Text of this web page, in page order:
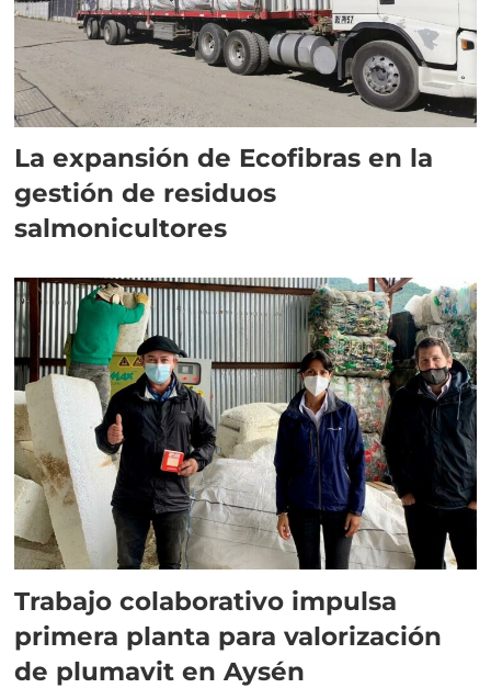
La expansión de Ecofibras en la
gestión de residuos
salmonicultores
Trabajo colaborativo impulsa
primera planta para valorización
de plumavit en Aysén